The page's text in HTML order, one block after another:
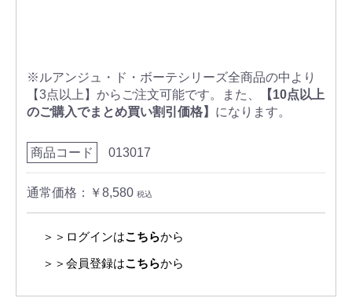
※ルアンジュ・ド・ボーテシリーズ全商品の中より
【3点以上】からご注文可能です。また、
【10点以上
のご購入でまとめ買い割引価格】 になります。
商品コード 013017
通常価格：￥8,580 税込
＞＞ログインはこちらから
＞＞会員登録はこちらから